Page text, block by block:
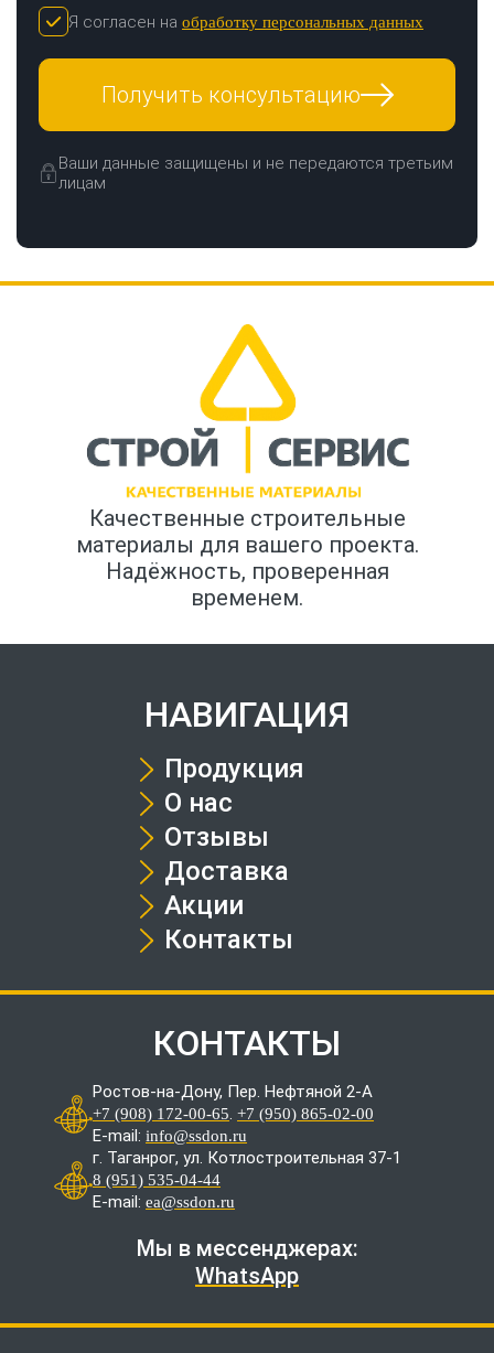
Я согласен на обработку персональных данных
Получить консультацию
Ваши данные защищены и не передаются третьим
лицам
Качественные строительные
материалы для вашего проекта.
Надёжность, проверенная
временем.
НАВИГАЦИЯ
Продукция
О нас
Отзывы
Доставка
Акции
Контакты
КОНТАКТЫ
Ростов-на-Дону, Пер. Нефтяной 2-А
+7 (908) 172-00-65. +7 (950) 865-02-00
E-mail: info@ssdon.ru
г. Таганрог, ул. Котлостроительная 37-1
8 (951) 535-04-44
E-mail: ea@ssdon.ru
Мы в мессенджерах:
WhatsApp